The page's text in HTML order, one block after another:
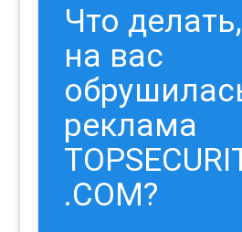
Что
на вас
реклама
.COM?